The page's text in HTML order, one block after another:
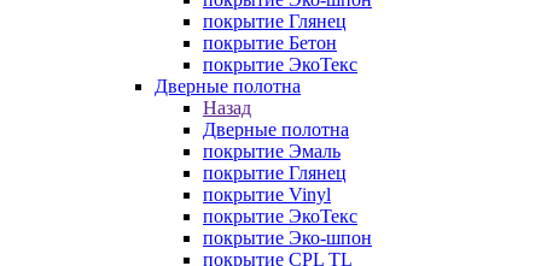
покрытие Глянец
покрытие Бетон
покрытие ЭкоТекс
Дверные полотна
Назад
Дверные полотна
покрытие Эмаль
покрытие Глянец
покрытие Vinyl
покрытие ЭкоТекс
покрытие Эко-шпон
покрытие CPL TL